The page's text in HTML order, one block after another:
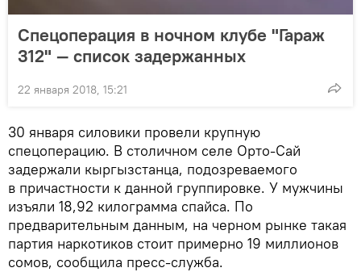
Спецоперация в ночном клубе "Гараж
312" — список задержанных
22 января 2018, 15:21
30 января силовики провели крупную
спецоперацию. В столичном селе Орто-Сай
задержали кыргызстанца, подозреваемого
в причастности к данной группировке. У мужчины
изъяли 18,92 килограмма спайса. По
предварительным данным, на черном рынке такая
партия наркотиков стоит примерно 19 миллионов
сомов, сообщила пресс-служба.